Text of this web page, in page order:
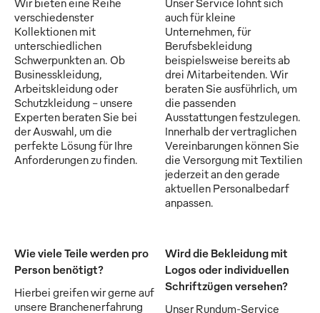
verschiedenster
Kollektionen mit
unterschiedlichen
Schwerpunkten an. Ob
Businesskleidung,
Arbeitskleidung oder
Schutzkleidung - unsere
Experten beraten Sie bei
der Auswahl, um die
perfekte Lösung für Ihre
Anforderungen zu finden.
auch für kleine
Unternehmen, für
Berufsbekleidung
beispielsweise bereits ab
drei Mitarbeitenden. Wir
beraten Sie ausführlich, um
die passenden
Ausstattungen festzulegen.
Innerhalb der vertraglichen
Vereinbarungen können Sie
die Versorgung mit Textilien
jederzeit an den gerade
aktuellen Personalbedarf
anpassen.
Wie viele Teile werden pro
Person benötigt?
Hierbei greifen wir gerne auf
unsere Branchenerfahrung
Wird die Bekleidung mit
Logos oder individuellen
Schriftzügen versehen?
Unser Rundum-Service